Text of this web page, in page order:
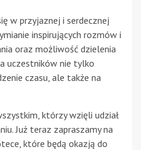
w przyjaznej i serdecznej
inspirujących rozmów i
oraz możliwość dzielenia
uczestników nie tylko
czasu, ale także na
którzy wzięli udział
Już teraz zapraszamy na
które będą okazją do